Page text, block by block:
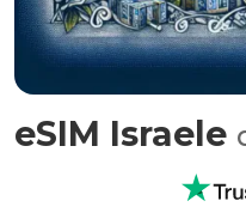
eSIM Israele